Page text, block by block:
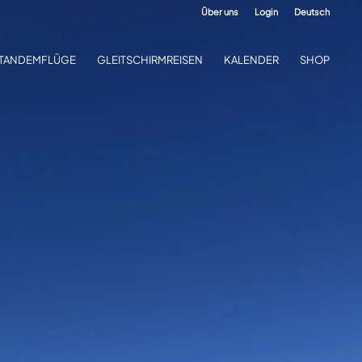
Über uns Login Deutsch
GLEITSCHIRMREISEN KALENDER SHOP